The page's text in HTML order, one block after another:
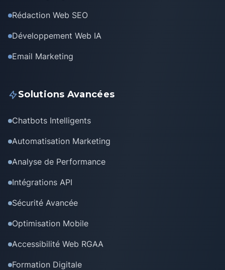
Rédaction Web SEO
Développement Web IA
Email Marketing
Solutions Avancées
Chatbots Intelligents
Automatisation Marketing
Analyse de Performance
Intégrations API
Sécurité Avancée
Optimisation Mobile
Accessibilité Web RGAA
Formation Digitale